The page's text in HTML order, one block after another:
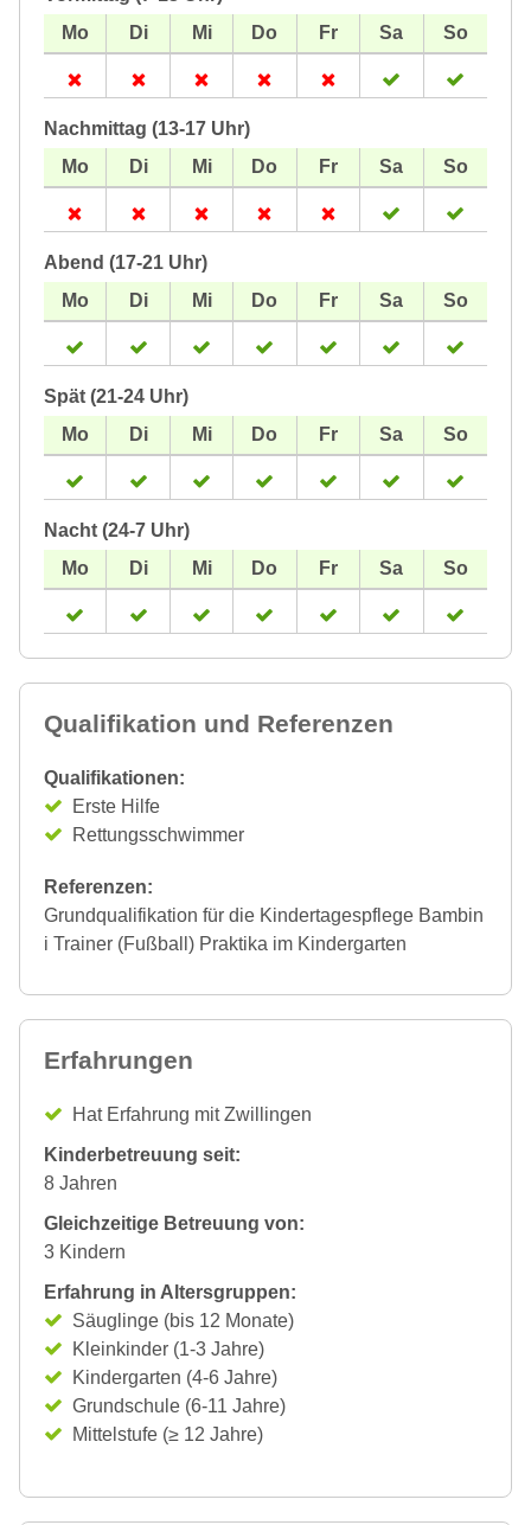
Nachmittag (13-17 Uhr)
Abend (17-21 Uhr)
Spät (21-24 Uhr)
Nacht (24-7 Uhr)
Qualifikation und Referenzen
Qualifikationen:
Erste Hilfe
Rettungsschwimmer
Referenzen:
Grundqualifikation für die Kindertagespflege Bambin
i Trainer (Fußball) Praktika im Kindergarten
Erfahrungen
Hat Erfahrung mit Zwillingen
Kinderbetreuung seit:
8 Jahren
Gleichzeitige Betreuung von:
3 Kindern
Erfahrung in Altersgruppen:
Säuglinge (bis 12 Monate)
Kleinkinder (1-3 Jahre)
Kindergarten (4-6 Jahre)
Grundschule (6-11 Jahre)
Mittelstufe (≥ 12 Jahre)